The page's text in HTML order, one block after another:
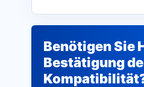
Benötigen Sie
Bestätigung